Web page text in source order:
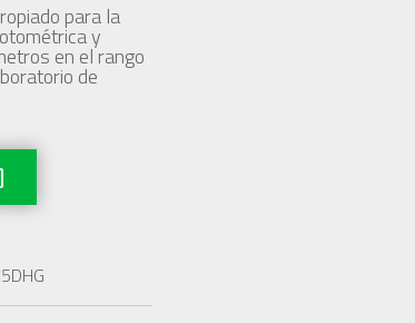
para la
y
en el rango
de